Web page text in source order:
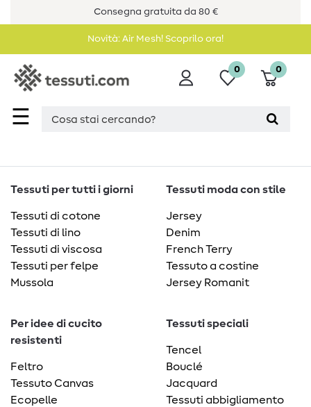
Consegna gratuita da 80 €
Novità: Air Mesh! Scoprilo ora!
☰
0 0
Tessuti per tutti i giorni
Tessuti di cotone
Tessuti di lino
Tessuti di viscosa
Tessuti per felpe
Mussola
Tessuti moda con stile
Jersey
Denim
French Terry
Tessuto a costine
Jersey Romanit
Per idee di cucito
resistenti
Feltro
Tessuto Canvas
Ecopelle
Tessuti speciali
Tencel
Bouclé
Jacquard
Tessuti abbigliamento